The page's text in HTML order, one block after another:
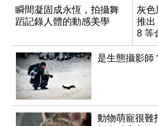
瞬間凝固成永恆，拍攝舞
蹈記錄人體的動感美學
灰
推出
8 等
是生態攝影師
動物萌寵很難